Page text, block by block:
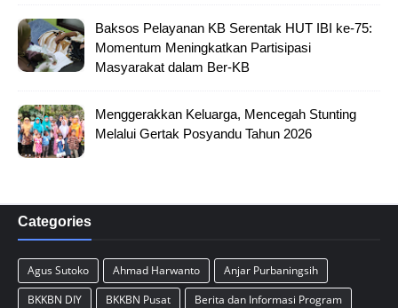
Baksos Pelayanan KB Serentak HUT IBI ke-75:
Momentum Meningkatkan Partisipasi
Masyarakat dalam Ber-KB
Menggerakkan Keluarga, Mencegah Stunting
Melalui Gertak Posyandu Tahun 2026
Categories
Agus Sutoko Ahmad Harwanto
Anjar Purbaningsih
BKKBN DIY
BKKBN Pusat
Berita dan Informasi Program